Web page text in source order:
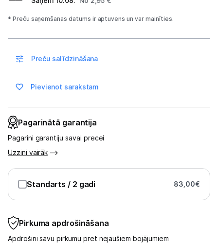
Sports un atpūta
Blogs
Piegāde un apmaksa
Tet pakalpojumi
* Preču saņemšanas datums ir aptuvens un var mainīties.
Preču salīdzināšana
Pievienot sarakstam
Pirkuma apdrošināšana
Apdrošini savu pirkumu pret nejaušiem bojājumiem
Pagarinātā garantija
Pagarini garantiju savai precei
Uzzini vairāk
Standarts / 2 gadi 83,00€